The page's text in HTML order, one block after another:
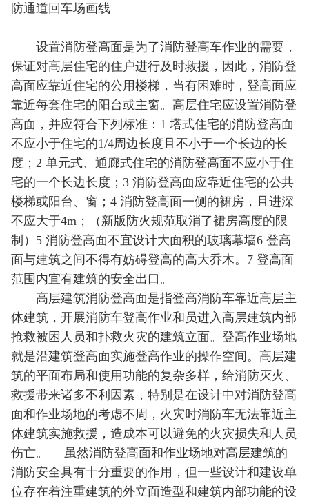
防通道回车场画线
设置消防登高面是为了消防登高车作业的需要，
保证对高层住宅的住户进行及时救援，因此，消防登
高面应靠近住宅的公用楼梯，当有困难时，登高面应
靠近每套住宅的阳台或主窗。高层住宅应设置消防登
高面，并应符合下列标准： 1 塔式住宅的消防登高面
不应小于住宅的1/4周边长度且不小于一个长边的长
度；2 单元式、通廊式住宅的消防登高面不应小于住
宅的一个长边长度；3 消防登高面应靠近住宅的公共
楼梯或阳台、窗；4 消防登高面一侧的裙房，且进深
不应大于4m；（新版防火规范取消了裙房高度的限
制）5 消防登高面不宜设计大面积的玻璃幕墙6 登高
面与建筑之间不得有妨碍登高的高大乔木。7 登高面
范围内宜有建筑的安全出口。
高层建筑消防登高面是指登高消防车靠近高层主
体建筑，开展消防车登高作业和员进入高层建筑内部
抢救被困人员和扑救火灾的建筑立面。登高作业场地
就是沿建筑登高面实施登高作业的操作空间。高层建
筑的平面布局和使用功能的复杂多样，给消防灭火、
救援带来诸多不利因素，特别是在设计中对消防登高
面和作业场地的考虑不周，火灾时消防车无法靠近主
体建筑实施救援，造成本可以避免的火灾损失和人员
伤亡。
虽然消防登高面和作业场地对高层建筑的
消防安全具有十分重要的作用，但一些设计和建设单
位存在着注重建筑的外立面造型和建筑内部功能的设